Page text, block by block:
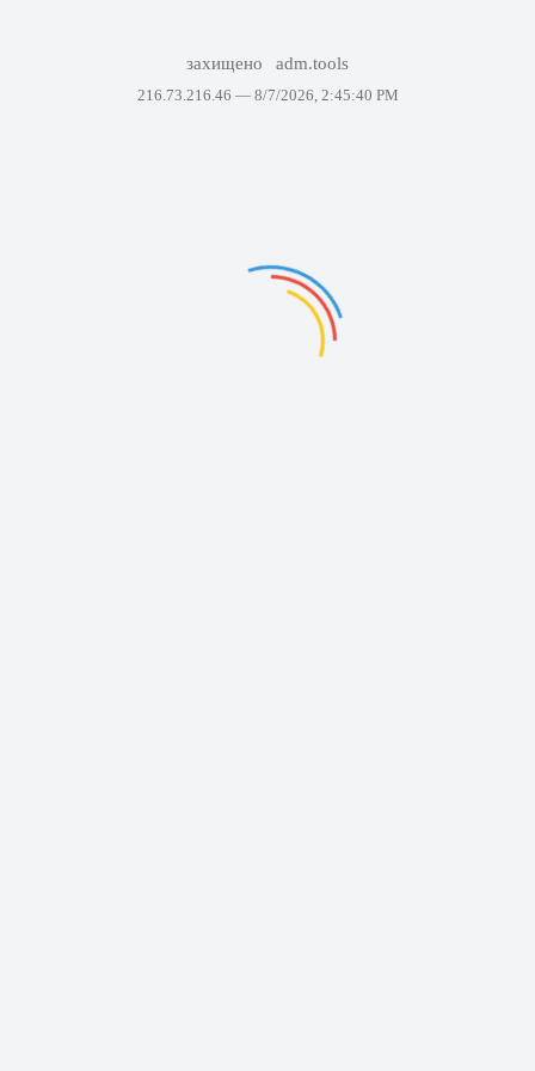
захищено adm.tools
216.73.216.46 — 8/7/2026, 2:45:40 PM